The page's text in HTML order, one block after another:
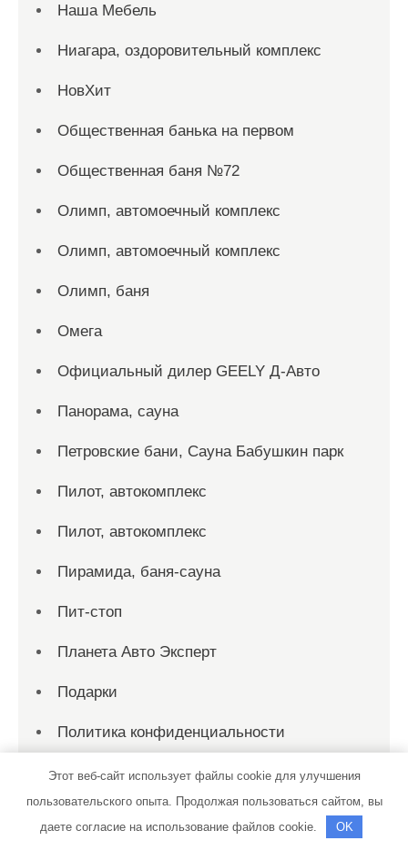
Наша Мебель
Ниагара, оздоровительный комплекс
НовХит
Общественная банька на первом
Общественная баня №72
Олимп, автомоечный комплекс
Олимп, автомоечный комплекс
Олимп, баня
Омега
Официальный дилер GEELY Д-Авто
Панорама, сауна
Петровские бани, Сауна Бабушкин парк
Пилот, автокомплекс
Пилот, автокомплекс
Пирамида, баня-сауна
Пит-стоп
Планета Авто Эксперт
Подарки
Политика конфиденциальности
Прайм, автокомплекс
Этот веб-сайт использует файлы cookie для улучшения
пользовательского опыта. Продолжая пользоваться сайтом, вы
даете согласие на использование файлов cookie.
OK